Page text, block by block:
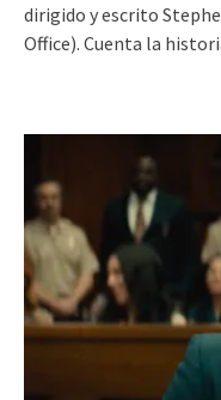
dirigido y escrito
Office). Cuenta la